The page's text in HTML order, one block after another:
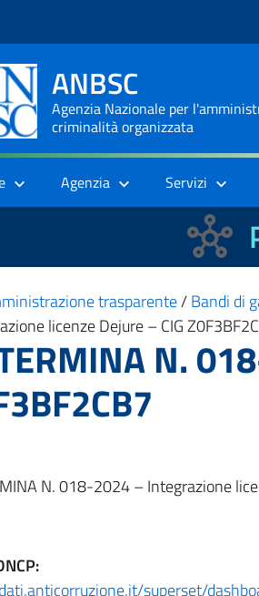
ANBSC
Agenzia Nazionale per
criminalità organizzata
Agenzia Servizi
trasparente/Bandi di
licenze Dejure – CIG
N.
N. 018-2024 – Integrazione
:
superset/